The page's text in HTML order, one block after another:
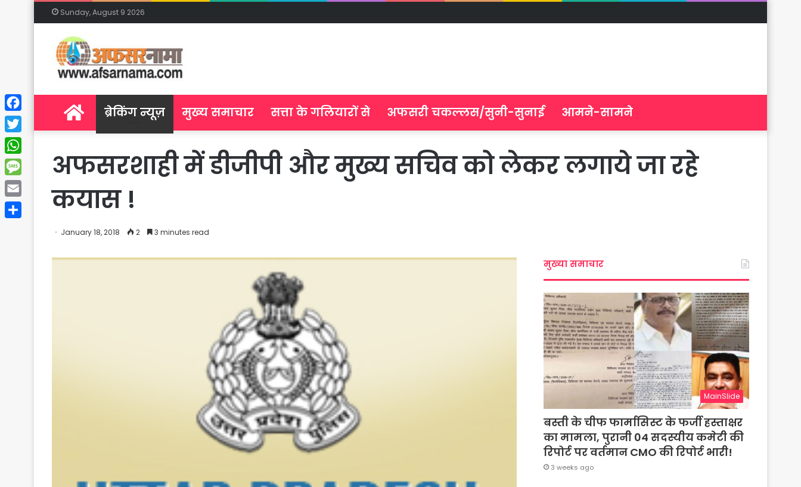
Sunday, August 9 2026
Homeब्रेकिंग न्यूज़ मुख्य समाचार सत्ता के गलियारों से अफसरी चकल्लस/सुनी-सुनाई आमने-सामने
अफसरशाही में डीजीपी और मुख्य सचिव को लेकर लगाये जा रहे
कयास !
January 18, 2018 2 3 minutes read
मुख्या समाचार
MainSlide
बस्ती के चीफ फार्मासिस्ट के फर्जी हस्ताक्षर
का मामला, पुरानी 04 सदस्यीय कमेटी की
रिपोर्ट पर वर्तमान CMO की रिपोर्ट भारी!
3 weeks ago
Facebook
Twitter
WhatsApp
Message
Email